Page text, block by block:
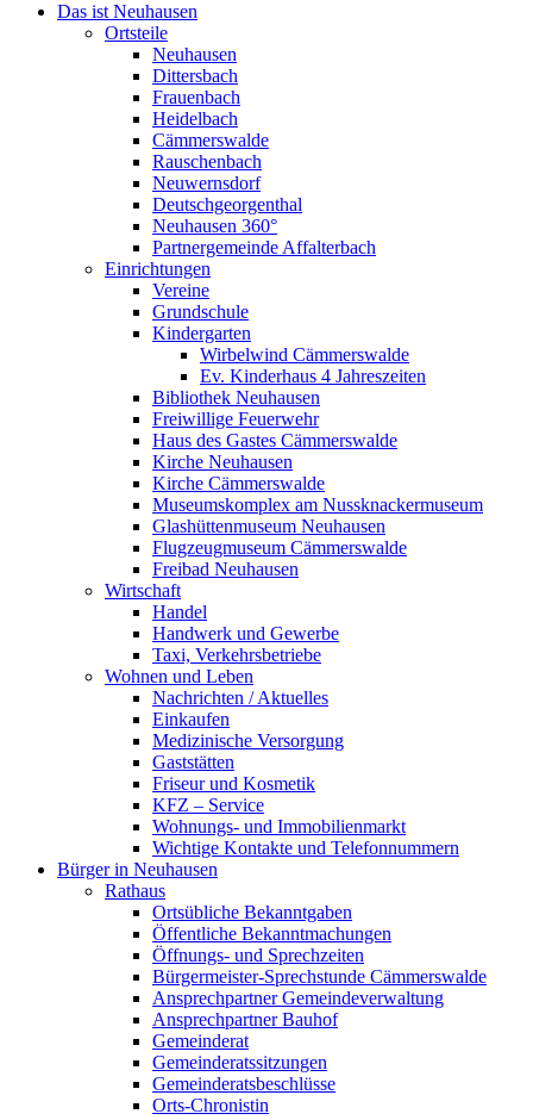
Das ist Neuhausen
Ortsteile
Neuhausen
Dittersbach
Frauenbach
Heidelbach
Cämmerswalde
Rauschenbach
Neuwernsdorf
Deutschgeorgenthal
Neuhausen 360°
Partnergemeinde Affalterbach
Einrichtungen
Vereine
Grundschule
Kindergarten
Wirbelwind Cämmerswalde
Ev. Kinderhaus 4 Jahreszeiten
Bibliothek Neuhausen
Freiwillige Feuerwehr
Haus des Gastes Cämmerswalde
Kirche Neuhausen
Kirche Cämmerswalde
Museumskomplex am Nussknackermuseum
Glashüttenmuseum Neuhausen
Flugzeugmuseum Cämmerswalde
Freibad Neuhausen
Wirtschaft
Handel
Handwerk und Gewerbe
Taxi, Verkehrsbetriebe
Wohnen und Leben
Nachrichten / Aktuelles
Einkaufen
Medizinische Versorgung
Gaststätten
Friseur und Kosmetik
KFZ – Service
Wohnungs- und Immobilienmarkt
Wichtige Kontakte und Telefonnummern
Bürger in Neuhausen
Rathaus
Ortsübliche Bekanntgaben
Öffentliche Bekanntmachungen
Öffnungs- und Sprechzeiten
Bürgermeister-Sprechstunde Cämmerswalde
Ansprechpartner Gemeindeverwaltung
Ansprechpartner Bauhof
Gemeinderat
Gemeinderatssitzungen
Gemeinderatsbeschlüsse
Orts-Chronistin